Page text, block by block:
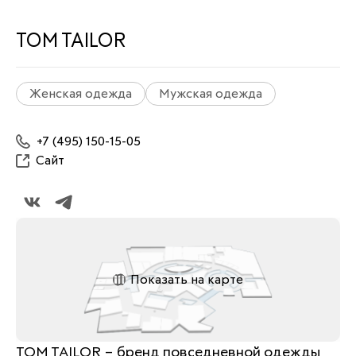
TOM TAILOR
Женская одежда Мужская одежда
+7 (495) 150-15-05
Сайт
Показать на карте
TOM TAILOR – бренд повседневной одежды